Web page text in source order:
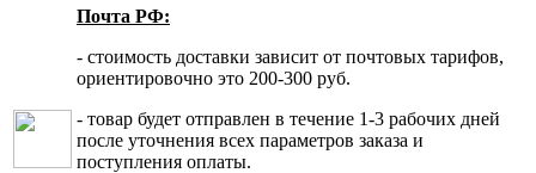
Почта РФ:
- стоимость доставки зависит от почтовых тарифов,
ориентировочно это 200-300 руб.
- товар будет отправлен в течение 1-3 рабочих дней
после уточнения всех параметров заказа и
поступления оплаты.